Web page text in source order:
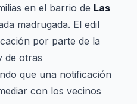
en el barrio de Las
madrugada. El edil
por parte de la
de otras
que una notificación
con los vecinos